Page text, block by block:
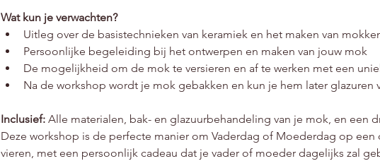
Wat kun je verwachten?
Uitleg over de basistechnieken van keramiek en het maken van
Persoonlijke begeleiding bij het ontwerpen en maken van jouw mok
De mogelijkheid om de mok te versieren en af te werken met een
Na de workshop wordt je mok gebakken en kun je hem later glazuren
Inclusief: Alle materialen, bak- en glazuurbehandeling van je mok, en een
Deze workshop is de perfecte manier om Vaderdag of Moederdag op een
vieren, met een persoonlijk cadeau dat je vader of moeder dagelijks zal